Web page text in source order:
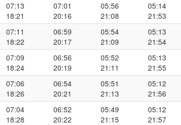
07:13
18:21
07:01
20:16
05:56
21:08
05:14
21:53
07:11
18:22
06:59
20:17
05:54
21:09
05:13
21:54
07:09
18:24
06:56
20:19
05:52
21:11
05:13
21:55
07:06
18:26
06:54
20:21
05:51
21:13
05:12
21:56
07:04
18:28
06:52
20:22
05:49
21:15
05:12
21:57